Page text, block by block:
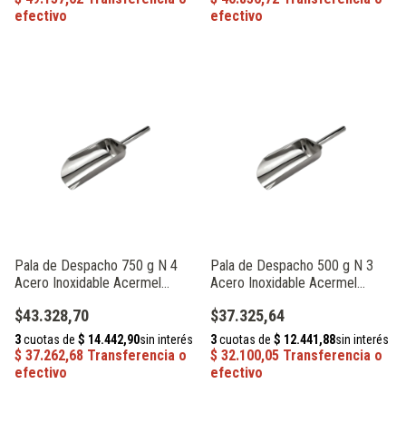
Pala de Despacho 750 g N 4
Acero Inoxidable Acermel
$43.328,70
Pala de Despacho 500 g N 3
Acero Inoxidable Acermel
$37.325,64